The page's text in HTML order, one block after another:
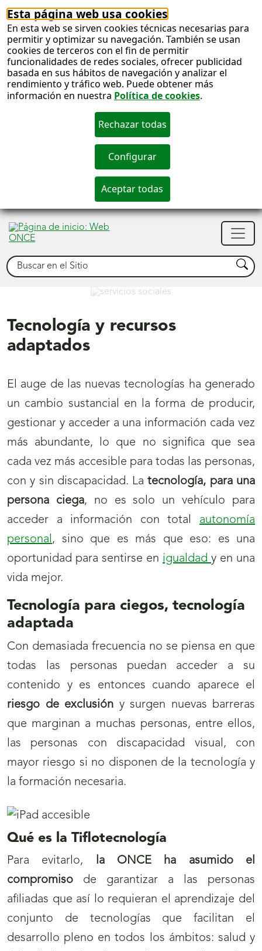
Esta página web usa cookies
En esta web se sirven cookies técnicas necesarias para
permitir y optimizar su navegación. También se usan
cookies de terceros con el fin de permitir
funcionalidades de redes sociales, ofrecer publicidad
basada en sus hábitos de navegación y analizar el
rendimiento y tráfico web. Puede obtener más
información en nuestra Política de cookies.
Buscar Buscar
Servicios Sociales
Tecnología y recursos
adaptados
El auge de las nuevas tecnologías ha generado
un cambio sustancial en la forma de producir,
gestionar y acceder a una información cada vez
más abundante, lo que no significa que sea
cada vez más accesible para todas las personas,
con y sin discapacidad. Latecnología, para una
persona ciega, no es solo un vehículo para
acceder a información con total autonomía
personal, sino que es más que eso: es una
oportunidad para sentirse en igualdad y en una
vida mejor.
Tecnología para ciegos, tecnología
adaptada
Con demasiada frecuencia no se piensa en que
todas las personas puedan acceder a su
contenido y es entonces cuando aparece el
riesgo de exclusión y surgen nuevas barreras
que marginan a muchas personas, entre ellos,
las personas con discapacidad visual, con
mayor riesgo si no disponen de la tecnología y
la formación necesaria.
Qué es la Tiflotecnología
Para evitarlo, la ONCE ha asumido el
compromiso de garantizar a las personas
afiliadas que así lo requieran el aprendizaje del
conjunto de tecnologías que facilitan el
desarrollo pleno en todos los ámbitos: salud y